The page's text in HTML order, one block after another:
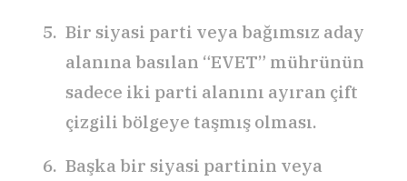
Bir siyasi parti veya bağımsız aday
alanına basılan “EVET” mührünün
sadece iki parti alanını ayıran çift
çizgili bölgeye taşmış olması.
Başka bir siyasi partinin veya